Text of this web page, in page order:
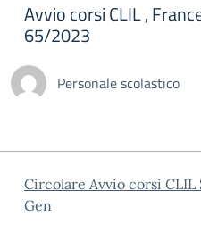
Avvio corsi CLIL ,
65/2023
Personale scolastico
Circolare Avvio corsi CLIL
Gen